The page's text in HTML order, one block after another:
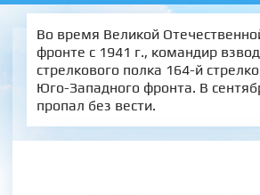
Во время Великой
фронте с 1941 г., командир
стрелкового полка 164-й
Юго-Западного фронта. В
пропал без вести.